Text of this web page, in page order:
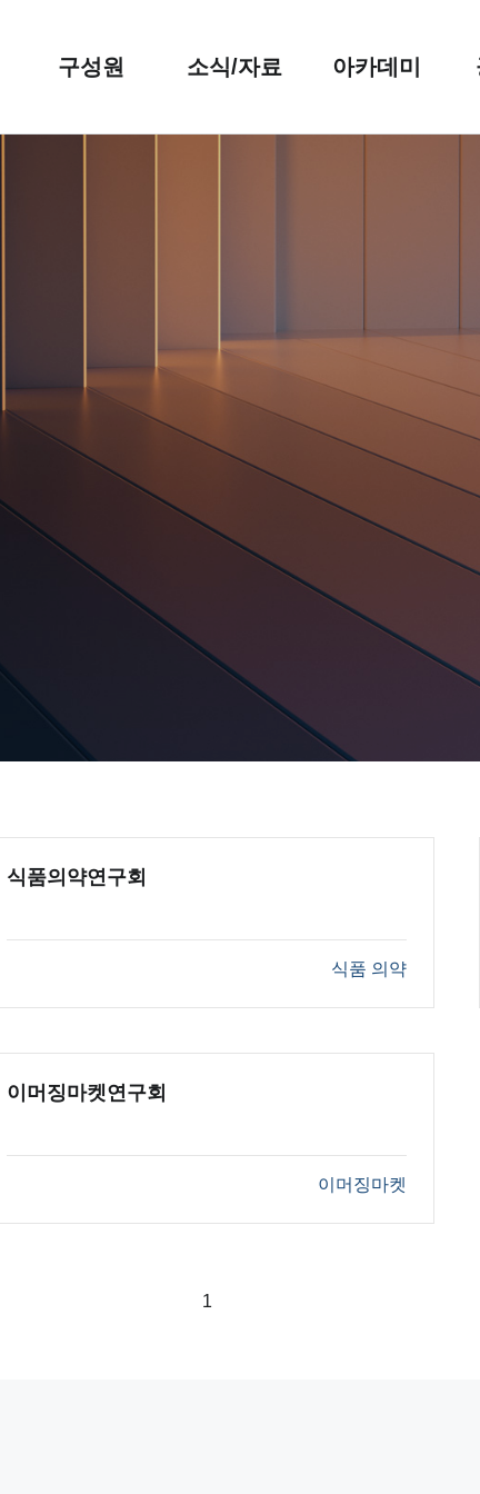
구성원 소식/자료 아카데미
식품의약연구회
식품 의약
이머징마켓연구회
이머징마켓
1